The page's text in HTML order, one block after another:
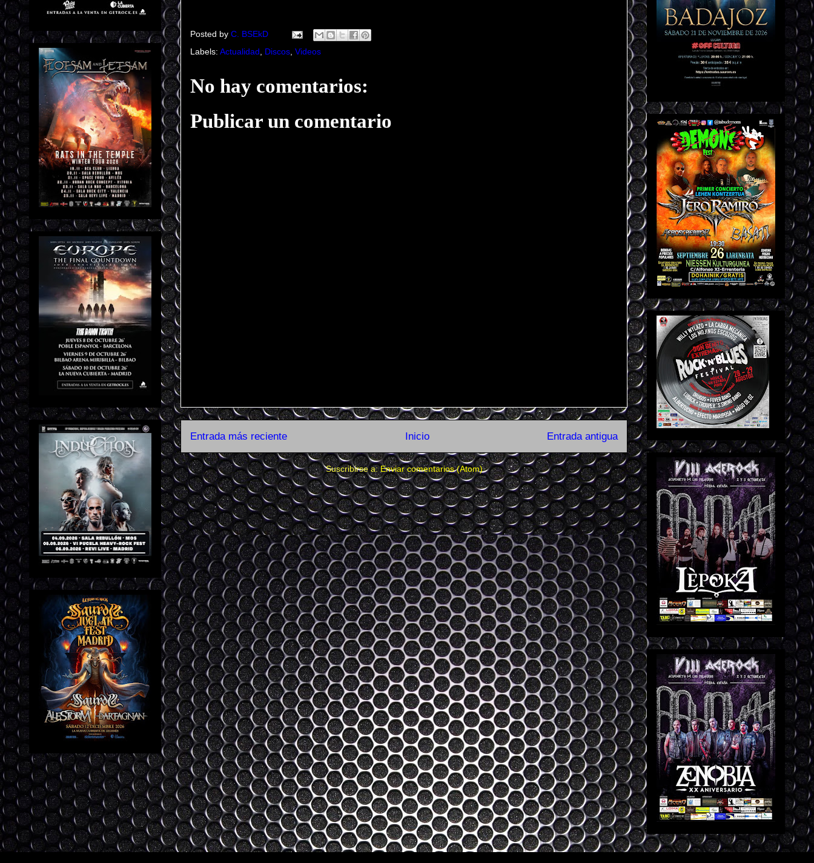
Posted by C. BSEkD
Labels: Actualidad Discos Videos
No hay comentarios:
Publicar un comentario
Entrada más reciente Entrada antigua
Inicio
Suscribirse a:Enviar comentarios (Atom)